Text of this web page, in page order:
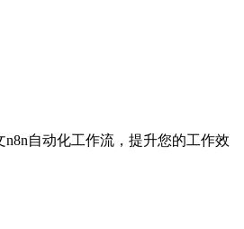
自动化工作流，提升您的工作效